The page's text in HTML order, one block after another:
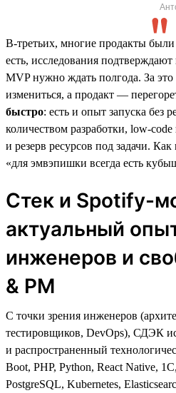
В-третьих, многие продакты были
есть, исследования подтверждают
MVP нужно ждать полгода. За
измениться, а продакт —
быстро: есть и опыт запуска без
количеством разработки, low-
и резерв ресурсов под задачи.
«для эмвэпишки всегда есть
Стек и Spotify-
актуальный
инженеров и
& PM
С точки зрения инженеров
тестировщиков, DevOps), СДЭК
и распространенный
Boot, PHP, Python, React Native,
PostgreSQL, Kubernetes,